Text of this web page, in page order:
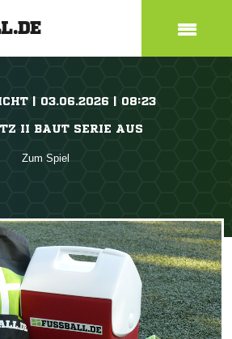
| 03.06.2026 | 08:23
II BAUT SERIE AUS
Zum Spiel